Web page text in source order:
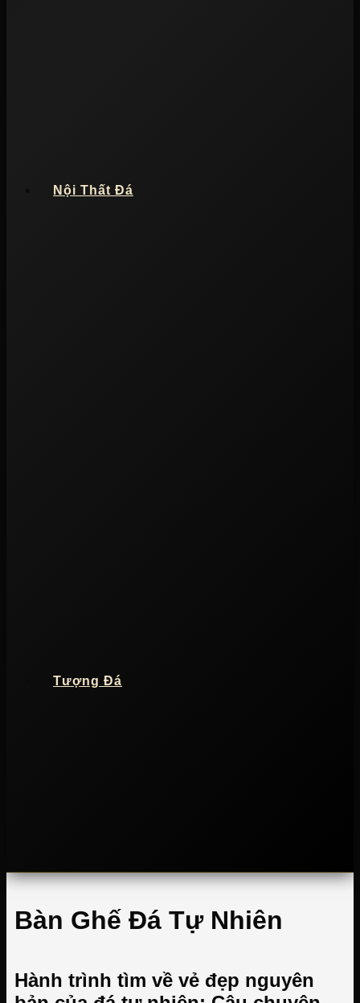
Nội Thất Đá
Tượng Đá
Bàn Ghế Đá Tự Nhiên
Hành trình tìm về vẻ đẹp nguyên